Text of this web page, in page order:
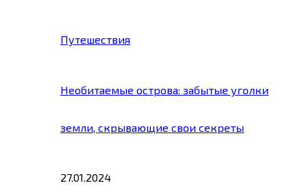
Путешествия
Необитаемые острова: забытые уголки
земли, скрывающие свои секреты
27.01.2024